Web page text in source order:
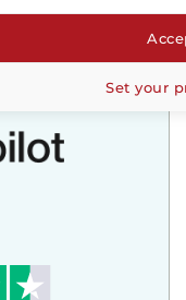
Set your